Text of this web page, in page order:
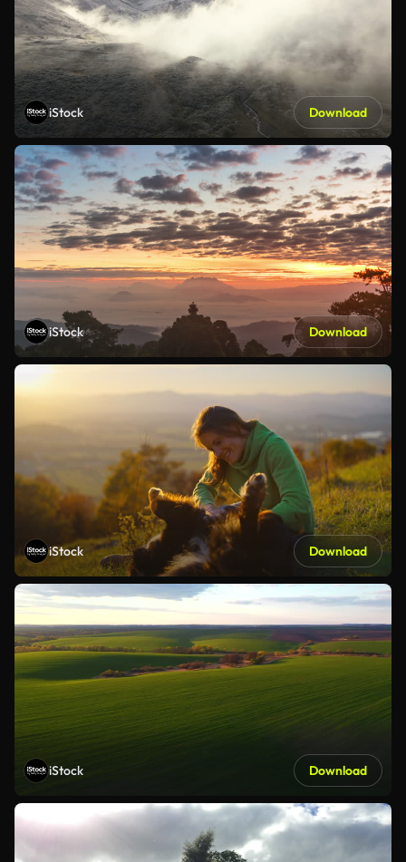
iStock Download
iStock Download
iStock Download
iStock Download